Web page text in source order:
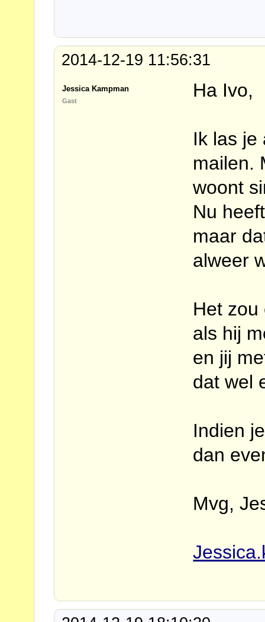
2014-12-19 11:56:31
Jessica Kampman
Gast Ha Ivo,
Ik las je
mailen.
woont
Nu
maar
alweer
Het
als hij
en jij
dat wel
Indien
dan
Mvg,